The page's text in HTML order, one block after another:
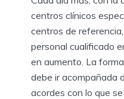
centros clínicos
centros de
personal cualificado
en aumento. La
debe ir acompañada
acordes con lo que se